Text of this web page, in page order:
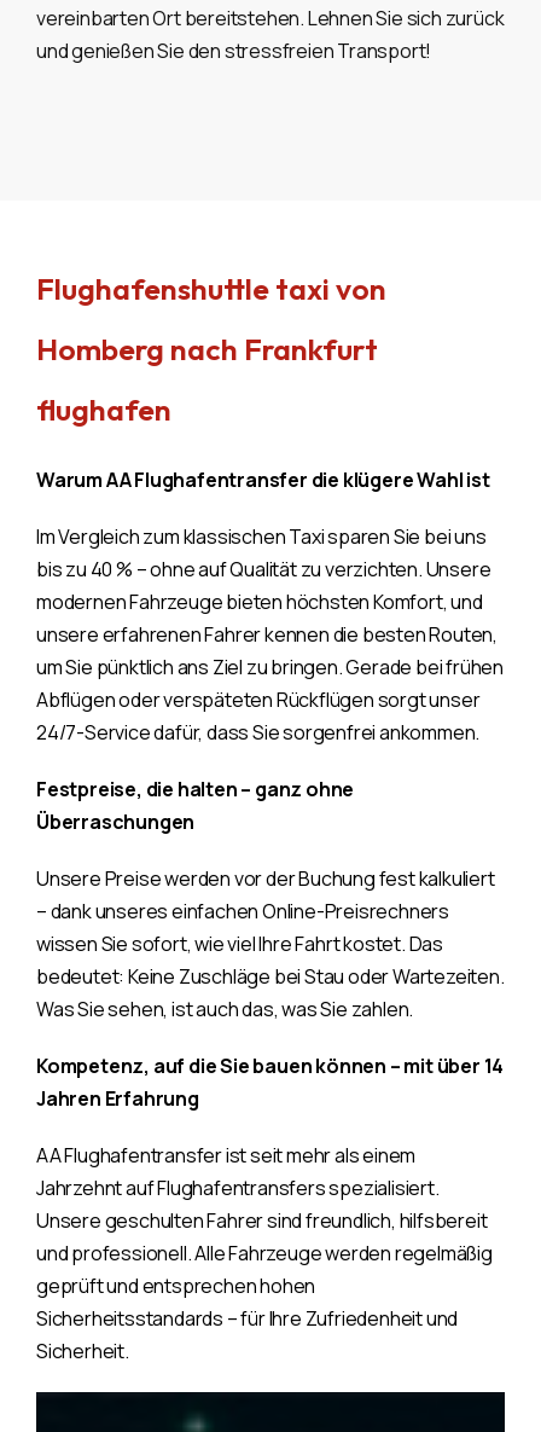
vereinbarten Ort bereitstehen. Lehnen Sie sich zurück
und genießen Sie den stressfreien Transport!
Flughafenshuttle taxi von
Homberg nach Frankfurt
flughafen
Warum AA Flughafentransfer die klügere Wahl ist
Im Vergleich zum klassischen Taxi sparen Sie bei uns
bis zu 40 % – ohne auf Qualität zu verzichten. Unsere
modernen Fahrzeuge bieten höchsten Komfort, und
unsere erfahrenen Fahrer kennen die besten Routen,
um Sie pünktlich ans Ziel zu bringen. Gerade bei frühen
Abflügen oder verspäteten Rückflügen sorgt unser
24/7-Service dafür, dass Sie sorgenfrei ankommen.
Festpreise, die halten – ganz ohne
Überraschungen
Unsere Preise werden vor der Buchung fest kalkuliert
– dank unseres einfachen Online-Preisrechners
wissen Sie sofort, wie viel Ihre Fahrt kostet. Das
bedeutet: Keine Zuschläge bei Stau oder Wartezeiten.
Was Sie sehen, ist auch das, was Sie zahlen.
Kompetenz, auf die Sie bauen können – mit über 14
Jahren Erfahrung
AA Flughafentransfer ist seit mehr als einem
Jahrzehnt auf Flughafentransfers spezialisiert.
Unsere geschulten Fahrer sind freundlich, hilfsbereit
und professionell. Alle Fahrzeuge werden regelmäßig
geprüft und entsprechen hohen
Sicherheitsstandards – für Ihre Zufriedenheit und
Sicherheit.